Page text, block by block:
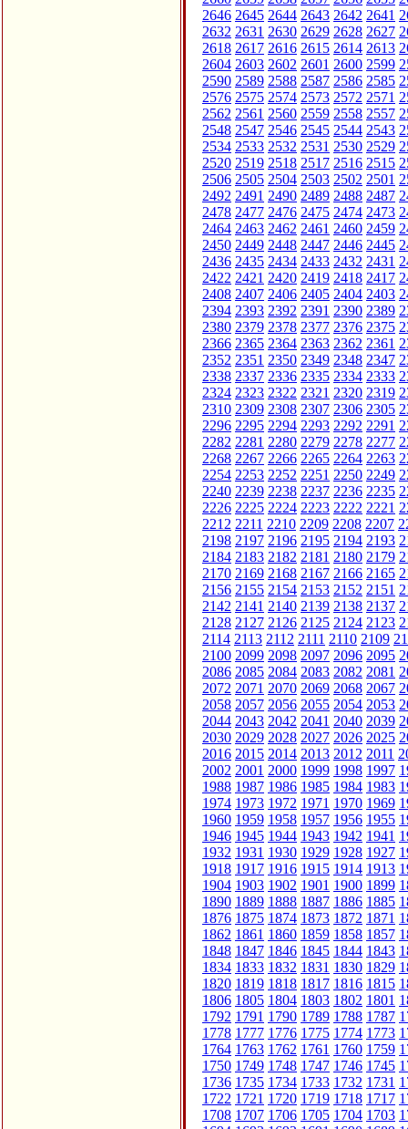
2646 2645 2644 2643 2642 2641
2632 2631 2630 2629 2628 2627
2618 2617 2616 2615 2614 2613
2604 2603 2602 2601 2600 2599
2590 2589 2588 2587 2586 2585
2576 2575 2574 2573 2572 2571
2562 2561 2560 2559 2558 2557
2548 2547 2546 2545 2544 2543
2534 2533 2532 2531 2530 2529
2520 2519 2518 2517 2516 2515
2506 2505 2504 2503 2502 2501
2492 2491 2490 2489 2488 2487
2478 2477 2476 2475 2474 2473
2464 2463 2462 2461 2460 2459
2450 2449 2448 2447 2446 2445
2436 2435 2434 2433 2432 2431
2422 2421 2420 2419 2418 2417
2408 2407 2406 2405 2404 2403
2394 2393 2392 2391 2390 2389
2380 2379 2378 2377 2376 2375
2366 2365 2364 2363 2362 2361
2352 2351 2350 2349 2348 2347
2338 2337 2336 2335 2334 2333
2324 2323 2322 2321 2320 2319
2310 2309 2308 2307 2306 2305
2296 2295 2294 2293 2292 2291
2282 2281 2280 2279 2278 2277
2268 2267 2266 2265 2264 2263
2254 2253 2252 2251 2250 2249
2240 2239 2238 2237 2236 2235
2226 2225 2224 2223 2222 2221
2212 2211 2210 2209 2208 2207
2198 2197 2196 2195 2194 2193
2184 2183 2182 2181 2180 2179
2170 2169 2168 2167 2166 2165
2156 2155 2154 2153 2152 2151
2142 2141 2140 2139 2138 2137
2128 2127 2126 2125 2124 2123
2114 2113 2112 2111 2110 2109
2100 2099 2098 2097 2096 2095
2086 2085 2084 2083 2082 2081
2072 2071 2070 2069 2068 2067
2058 2057 2056 2055 2054 2053
2044 2043 2042 2041 2040 2039
2030 2029 2028 2027 2026 2025
2016 2015 2014 2013 2012 2011
2002 2001 2000 1999 1998 1997
1988 1987 1986 1985 1984 1983
1974 1973 1972 1971 1970 1969
1960 1959 1958 1957 1956 1955
1946 1945 1944 1943 1942 1941
1932 1931 1930 1929 1928 1927
1918 1917 1916 1915 1914 1913
1904 1903 1902 1901 1900 1899
1890 1889 1888 1887 1886 1885
1876 1875 1874 1873 1872 1871
1862 1861 1860 1859 1858 1857
1848 1847 1846 1845 1844 1843
1834 1833 1832 1831 1830 1829
1820 1819 1818 1817 1816 1815
1806 1805 1804 1803 1802 1801
1792 1791 1790 1789 1788 1787
1778 1777 1776 1775 1774 1773
1764 1763 1762 1761 1760 1759
1750 1749 1748 1747 1746 1745
1736 1735 1734 1733 1732 1731
1722 1721 1720 1719 1718 1717
1708 1707 1706 1705 1704 1703